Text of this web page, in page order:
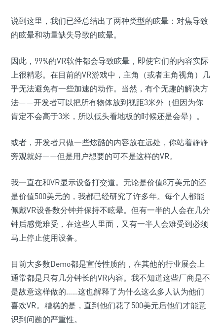
说到这里，我们已经总结出了两种类型的眩晕：对焦导致
的眩晕和动量缺失导致的眩晕。
因此，99%的VR软件都会导致眩晕，即使它们的内容实际
上很精彩。在目前的VR游戏中，主角（或者主角视角）几
乎无法避免有一些加速的动作。当然，有个无趣的解决方
法——开发者可以把所有物体放到视距3米外（但因为你
肯定不会高于3米，所以低头看地板的时候还是会晕）。
或者，开发者只做一些炫酷的内容放在远处，你站着静静
旁观就好——但是用户想要的可不是这样的VR。
我一直在和VR显示设备打交道。无论是价值8万美元的还
是价值500美元的，我都已经研究了许多年。每个人都能
佩戴VR设备数分钟并保持不眩晕。但有一半的人会在几分
钟后感觉难受，在这些人里面，又有一半人会难受到必须
马上停止使用设备。
目前大多数Demo都是宣传性质的，在其他的行业展会上
通常都是只有几分钟长的VR内容。我不知道这些厂商是不
是故意这样做的……这也解释了为什么这么多人认为他们
喜欢VR。糟糕的是，直到他们花了500美元后他们才能意
识到问题的严重性。